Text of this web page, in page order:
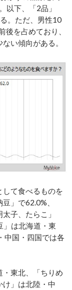
以下、「2品」
。ただ、男性10
を占めており、
い傾向がある。
て食べるものを
」で62.0%、
子、たらこ」
」は北海道・東
中国・四国では各
東北、「ちりめ
」は北陸・中